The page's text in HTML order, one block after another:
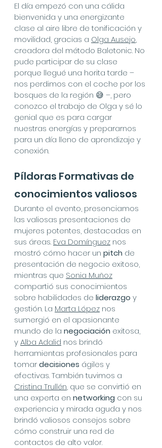
El día empezó con una cálida
bienvenida y una energizante
clase al aire libre de tonificación y
movilidad, gracias a Olga Ausejo,
creadora del método Baletonic. No
pude participar de su clase
porque llegué una horita tarde –
nos perdimos con el coche por los
bosques de la región 😅 –, pero
conozco el trabajo de Olga y sé lo
genial que es para cargar
nuestras energías y prepararnos
para un día lleno de aprendizaje y
conexión.
Píldoras Formativas de
conocimientos valiosos
Durante el evento, presenciamos
las valiosas presentaciones de
mujeres potentes, destacadas en
sus áreas. Eva Domínguez nos
mostró cómo hacer un pitch de
presentación de negocio exitoso,
mientras que Sonia Muñoz
compartió sus conocimientos
sobre habilidades de liderazgo y
gestión. La Marta López nos
sumergió en el apasionante
mundo de la negociación exitosa,
y Alba Adalid nos brindó
herramientas profesionales para
tomar decisiones ágiles y
efectivas. También tuvimos a
Cristina Trullén, que se convirtió en
una experta en networking con su
experiencia y mirada aguda y nos
brindó valiosos consejos sobre
cómo construir una red de
contactos de alto valor.